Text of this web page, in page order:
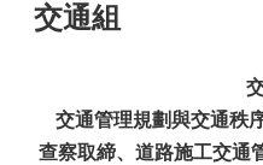
交通組
交通管理規劃與交通秩
查察取締、道路施工交通